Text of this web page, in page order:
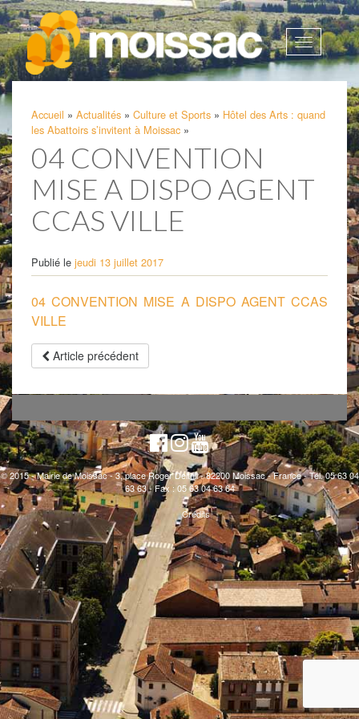
Afficher
la
Accueil » Actualités » Culture et Sports » Hôtel des Arts : quand
les Abattoirs s’invitent à Moissac »
04 CONVENTION
MISE A DISPO AGENT
CCAS VILLE
Publié le jeudi 13 juillet 2017
04 CONVENTION MISE A DISPO AGENT CCAS
VILLE
Article précédent
© 2015 - Mairie de Moissac - 3, place Roger Delthil - 82200 Moissac - France - Tél. 05 63 04
63 63 - Fax : 05 63 04 63 64
Crédits